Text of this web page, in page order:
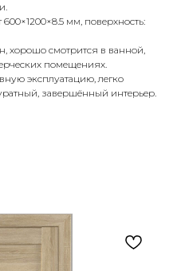
мм, поверхность:
хорошо смотрится в ванной,
помещениях.
эксплуатацию, легко
завершённый интерьер.